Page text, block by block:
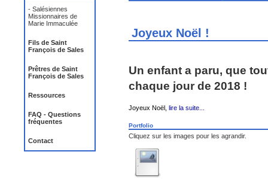
- Salésiennes
Missionnaires de
Marie Immaculée
Fils de Saint
François de Sales
Prêtres de Saint
François de Sales
Ressources
FAQ - Questions
fréquentes
Contact
Joyeux Noël !
Un enfant a paru, que
chaque jour de 2018 !
Joyeux Noël, lire la suite...
Portfolio
Cliquez sur les images pour les agrandir.